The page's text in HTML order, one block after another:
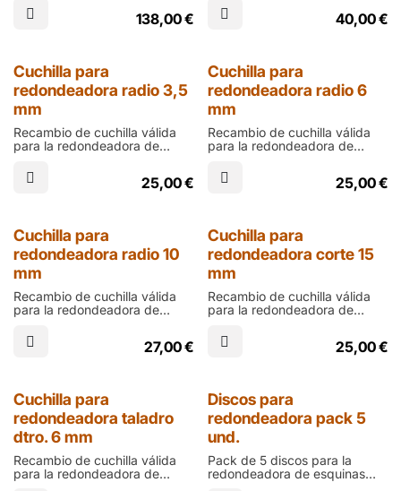
calidad y robustez.
Incluye cuchilla de radio 6 mm
138,00€
son muy recomendables
cuando se hacen calendarios
40,00€
Cuchilla para
redondeadora radio 3,5
mm
Recambio de cuchilla válida
para la redondeadora de
troquelado de cantos
redondos con radio de 3,5
25,00€
Cuchilla para
redondeadora radio 6
mm
Recambio de cuchilla válida
para la redondeadora de
troquelado de cantos
redondos con radio de 6 mm
25,00€
Cuchilla para
redondeadora radio 10
mm
Recambio de cuchilla válida
para la redondeadora de
troquelado de cantos
redondos con radio de 10 mm
27,00€
Cuchilla para
redondeadora corte 15
mm
Recambio de cuchilla válida
para la redondeadora de
troquelado de cantos rectos
de hasta 15 mm
25,00€
Cuchilla para
redondeadora taladro
dtro. 6 mm
Recambio de cuchilla válida
para la redondeadora de
Discos para
redondeadora pack 5
und.
Pack de 5 discos para la
redondeadora de esquinas